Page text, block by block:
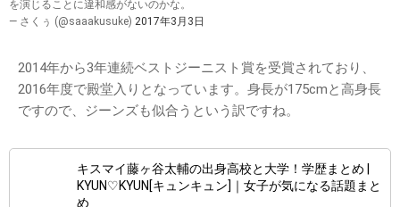
を演じることに違和感がないのかな。
— さくぅ (@saaakusuke) 2017年3月3日
2014年から3年連続ベストジーニスト賞を受賞されており、
2016年度で殿堂入りとなっています。身長が175cmと高身長
ですので、ジーンズも似合うという訳ですね。
キスマイ藤ヶ谷太輔の出身高校と大学！学歴まとめ |
KYUN♡KYUN[キュンキュン]｜女子が気になる話題まと
め